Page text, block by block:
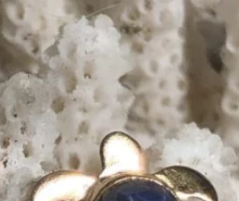
SE SOUVENIR
Mot